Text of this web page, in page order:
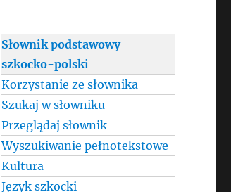
Słownik podstawowy
szkocko-polski
Korzystanie ze słownika
Szukaj w słowniku
Przeglądaj słownik
Wyszukiwanie pełnotekstowe
Kultura
Język szkocki